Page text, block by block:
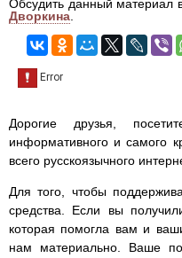
Обсудить данный материал
Дворкина
Дорогие друзья,
информативного и самого
всего русскоязычного
Для того, чтобы
средства. Если вы
которая помогла вам и
нам материально. Ваше